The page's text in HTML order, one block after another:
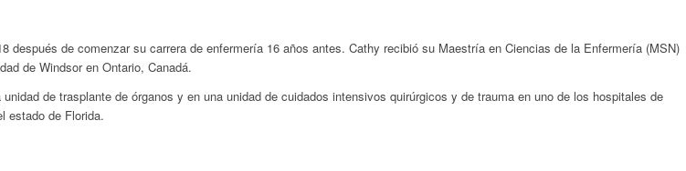
de comenzar su carrera de enfermería 16 años antes. Cathy recibió su Maestría en Ciencias de la Enfermería (MSN)
de Windsor en Ontario, Canadá.
de trasplante de órganos y en una unidad de cuidados intensivos quirúrgicos y de trauma en uno de los hospitales de
estado de Florida.